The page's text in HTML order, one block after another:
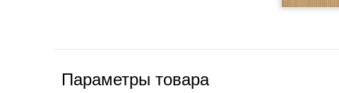
Параметры товара